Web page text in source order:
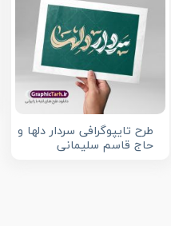
طرح تایپوگرافی سردار دلها و
حاج قاسم سلیمانی